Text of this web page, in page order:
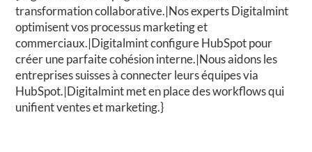
transformation collaborative.|Nos experts Digitalmint
optimisent vos processus marketing et
commerciaux.|Digitalmint configure HubSpot pour
créer une parfaite cohésion interne.|Nous aidons les
entreprises suisses à connecter leurs équipes via
HubSpot.|Digitalmint met en place des workflows qui
unifient ventes et marketing.}